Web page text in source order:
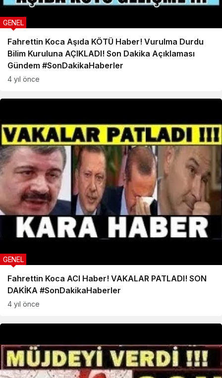
Fahrettin Koca Aşıda KÖTÜ Haber! Vurulma Durdu
Bilim Kuruluna AÇIKLADI! Son Dakika Açıklaması
Gündem #SonDakikaHaberler
GENEL
4 yıl önce
Fahrettin Koca ACI Haber! VAKALAR PATLADI! SON
DAKİKA #SonDakikaHaberler
GENEL
4 yıl önce